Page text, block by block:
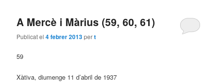
A Mercè i Màrius (59, 60, 61)
Publicat el4 febrer 2013pert
59
Xàtiva, diumenge 11 d’abril de 1937